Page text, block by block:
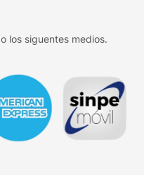
los siguentes medios.